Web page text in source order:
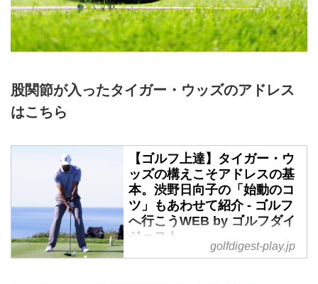
股関節が入ったタイガー・ウッズのアドレス
はこちら
【ゴルフ上達】タイガー・ウ
ッズの構えこそアドレスの基
本。渋野日向子の「始動のコ
ツ」もあわせて紹介 - ゴルフ
へ行こうWEB by ゴルフダイ
ジェスト
タイガーが放つショットのすごさ
golfdigest-play.jp